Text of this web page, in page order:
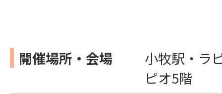
開催場所・会場
小牧駅・ラ
ピオ5階